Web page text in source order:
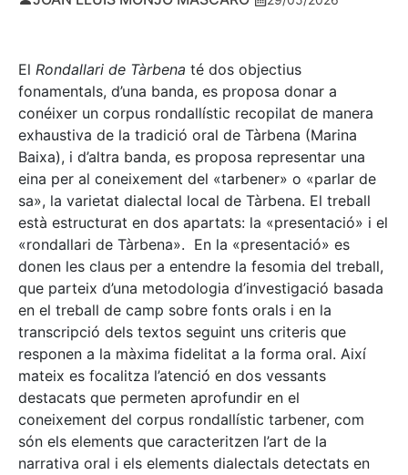
El Rondallari de Tàrbena té dos objectius
fonamentals, d’una banda, es proposa donar a
conéixer un corpus rondallístic recopilat de manera
exhaustiva de la tradició oral de Tàrbena (Marina
Baixa), i d’altra banda, es proposa representar una
eina per al coneixement del «tarbener» o «parlar de
sa», la varietat dialectal local de Tàrbena. El treball
està estructurat en dos apartats: la «presentació» i el
«rondallari de Tàrbena». En la «presentació» es
donen les claus per a entendre la fesomia del treball,
que parteix d’una metodologia d’investigació basada
en el treball de camp sobre fonts orals i en la
transcripció dels textos seguint uns criteris que
responen a la màxima fidelitat a la forma oral. Així
mateix es focalitza l’atenció en dos vessants
destacats que permeten aprofundir en el
coneixement del corpus rondallístic tarbener, com
són els elements que caracteritzen l’art de la
narrativa oral i els elements dialectals detectats en